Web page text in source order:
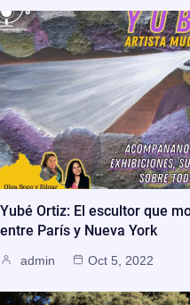
Yubé Ortiz: El escultor que
entre París y Nueva York
admin Oct 5, 2022